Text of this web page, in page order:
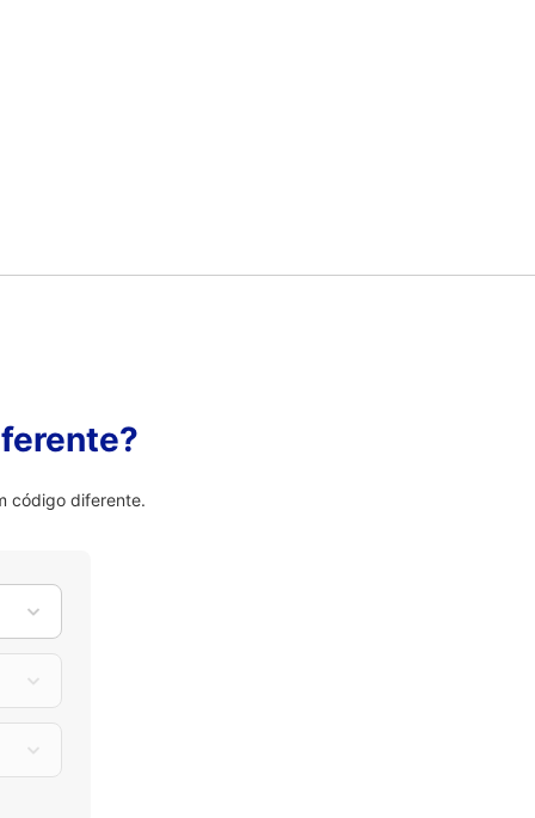
código diferente.